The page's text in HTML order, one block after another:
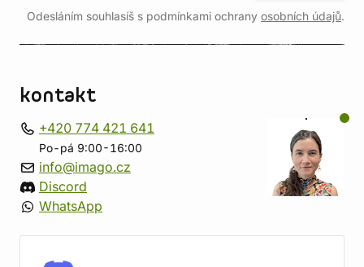
Odesláním souhlasíš s podmínkami ochrany osobních údajů.
kontakt
+420 774 421 641
Po-pá 9:00-16:00
info@imago.cz
Discord
WhatsApp